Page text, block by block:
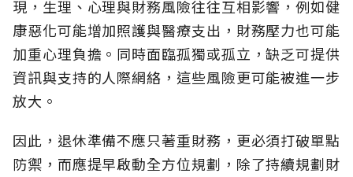
現，生理、心理與財務風險往往互相影響，例如健
康惡化可能增加照護與醫療支出，財務壓力也可能
加重心理負擔。同時面臨孤獨或孤立，缺乏可提供
資訊與支持的人際網絡，這些風險更可能被進一步
放大。
因此，退休準備不應只著重財務，更必須打破單點
防禦，而應提早啟動全方位規劃，除了持續規劃財